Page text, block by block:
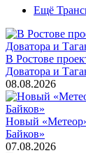
Ещё
В Ростове
Доватора и
08.08.2026
Новый
Байков»
07.08.2026